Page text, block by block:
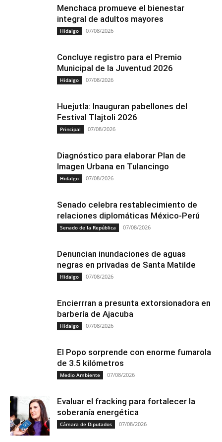
Menchaca promueve el bienestar
integral de adultos mayores
Hidalgo 07/08/2026
Concluye registro para el Premio
Municipal de la Juventud 2026
Hidalgo 07/08/2026
Huejutla: Inauguran pabellones del
Festival Tlajtoli 2026
Principal 07/08/2026
Diagnóstico para elaborar Plan de
Imagen Urbana en Tulancingo
Hidalgo 07/08/2026
Senado celebra restablecimiento de
relaciones diplomáticas México-Perú
Senado de la República 07/08/2026
Denuncian inundaciones de aguas
negras en privadas de Santa Matilde
Hidalgo 07/08/2026
Encierrran a presunta extorsionadora en
barbería de Ajacuba
Hidalgo 07/08/2026
El Popo sorprende con enorme fumarola
de 3.5 kilómetros
Medio Ambiente 07/08/2026
Evaluar el fracking para fortalecer la
soberanía energética
Cámara de Diputados 07/08/2026